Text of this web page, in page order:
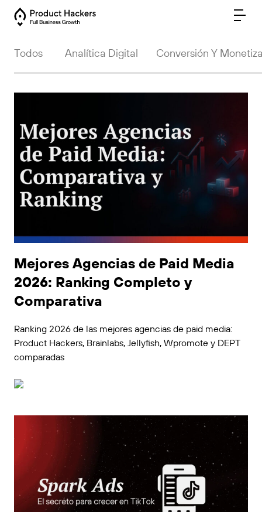
Todos Analítica Digital Conversión Y
Mejores Agencias de Paid Media
2026: Ranking Completo y
Comparativa
Ranking 2026 de las mejores agencias de paid media:
Product Hackers, Brainlabs, Jellyfish, Wpromote y DEPT
comparadas